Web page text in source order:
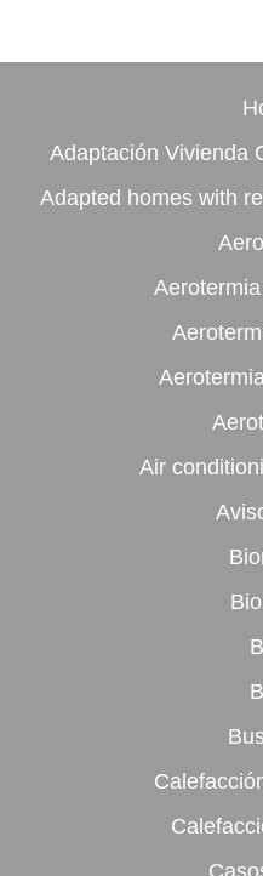
Adaptación Vivienda
Adapted homes with
Air